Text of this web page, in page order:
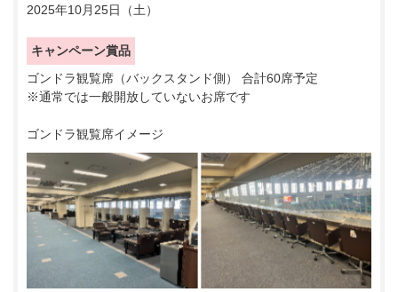
2025年10月25日（土）
キャンペーン賞品
ゴンドラ観覧席（バックスタンド側）
合計60席予定
※通常では一般開放していないお席です
ゴンドラ観覧席イメージ